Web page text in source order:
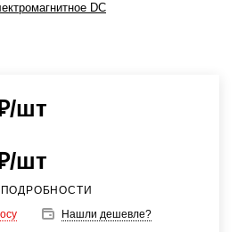
DC
/шт
/шт
ПОДРОБНОСТИ
Нашли дешевле?